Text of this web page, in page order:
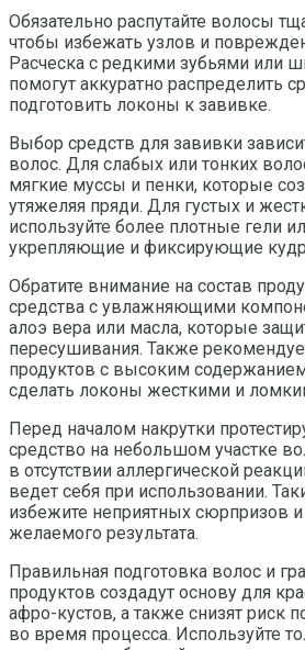
Обязательно распутайте волосы
чтобы избежать узлов и
Расческа с редкими зубьями или
помогут аккуратно распределить
подготовить локоны к завивке.
Выбор средств для завивки
волос. Для слабых или тонких
мягкие муссы и пенки, которые
утяжеляя пряди. Для густых и
используйте более плотные гели
укрепляющие и фиксирующие
Обратите внимание на состав
средства с увлажняющими
алоэ вера или масла, которые
пересушивания. Также
продуктов с высоким
сделать локоны жесткими и
Перед началом накрутки
средство на небольшом участке
в отсутствии аллергической
ведет себя при использовании.
избежите неприятных сюрпризов и
желаемого результата.
Правильная подготовка волос и
продуктов создадут основу для
афро-кустов, а также снизят риск
во время процесса. Используйте